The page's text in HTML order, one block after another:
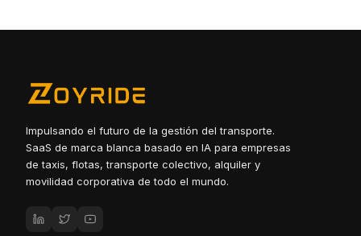
Impulsando el futuro de la gestión del transporte.
SaaS de marca blanca basado en IA para empresas
de taxis, flotas, transporte colectivo, alquiler y
movilidad corporativa de todo el mundo.